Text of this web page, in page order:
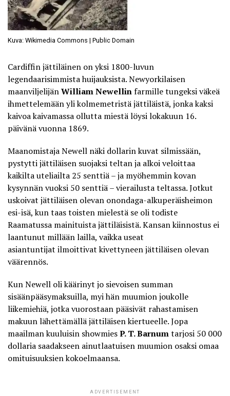
Kuva: Wikimedia Commons | Public Domain
Cardiffin jättiläinen on yksi 1800-luvun
legendaarisimmista huijauksista. Newyorkilaisen
maanviljelijänWilliam Newellinfarmille tungeksi väkeä
ihmettelemään yli kolmemetristä jättiläistä, jonka kaksi
kaivoa kaivamassa ollutta miestä löysi lokakuun 16.
päivänä vuonna 1869.
Maanomistaja Newell näki dollarin kuvat silmissään,
pystytti jättiläisen suojaksi teltan ja alkoi veloittaa
kaikilta uteliailta 25 senttiä – ja myöhemmin kovan
kysynnän vuoksi 50 senttiä – vierailusta teltassa. Jotkut
uskoivat jättiläisen olevan onondaga-alkuperäisheimon
esi-isä, kun taas toisten mielestä se oli todiste
Raamatussa mainituista jättiläisistä. Kansan kiinnostus ei
laantunut millään lailla, vaikka useat
asiantuntijat ilmoittivat kivettyneen jättiläisen olevan
väärennös.
Kun Newell oli käärinyt jo sievoisen summan
sisäänpääsymaksuilla, myi hän muumion joukolle
liikemiehiä, jotka vuorostaan pääsivät rahastamisen
makuun lähettämällä jättiläisen kiertueelle. Jopa
maailman kuuluisin showmiesP. T. Barnumtarjosi 50 000
dollaria saadakseen ainutlaatuisen muumion osaksi omaa
omituisuuksien kokoelmaansa.
ADVERTISEMENT